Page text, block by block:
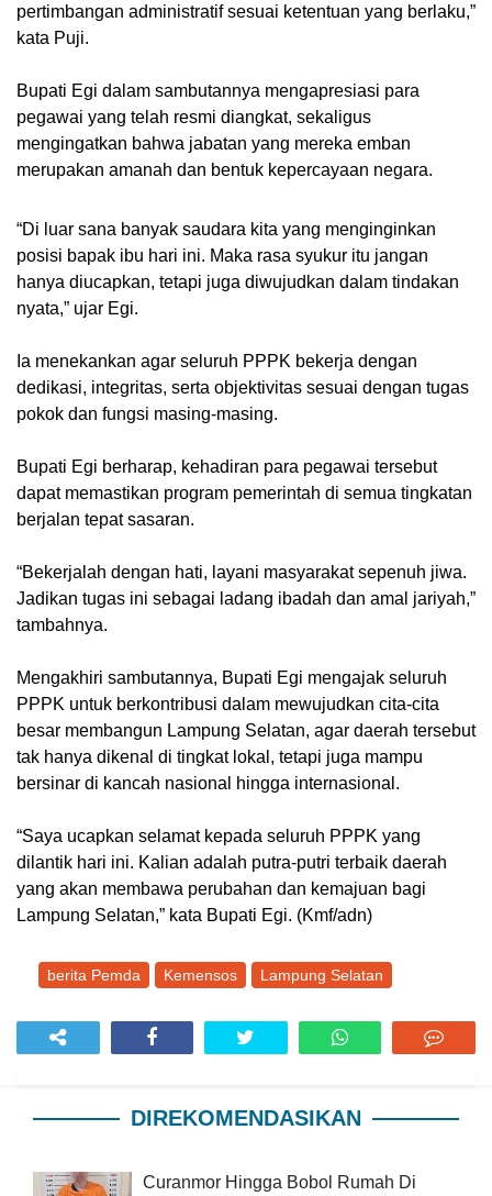
pertimbangan administratif sesuai ketentuan yang berlaku,”
kata Puji.
Bupati Egi dalam sambutannya mengapresiasi para
pegawai yang telah resmi diangkat, sekaligus
mengingatkan bahwa jabatan yang mereka emban
merupakan amanah dan bentuk kepercayaan negara.
“Di luar sana banyak saudara kita yang menginginkan
posisi bapak ibu hari ini. Maka rasa syukur itu jangan
hanya diucapkan, tetapi juga diwujudkan dalam tindakan
nyata,” ujar Egi.
Ia menekankan agar seluruh PPPK bekerja dengan
dedikasi, integritas, serta objektivitas sesuai dengan tugas
pokok dan fungsi masing-masing.
Bupati Egi berharap, kehadiran para pegawai tersebut
dapat memastikan program pemerintah di semua tingkatan
berjalan tepat sasaran.
“Bekerjalah dengan hati, layani masyarakat sepenuh jiwa.
Jadikan tugas ini sebagai ladang ibadah dan amal jariyah,”
tambahnya.
Mengakhiri sambutannya, Bupati Egi mengajak seluruh
PPPK untuk berkontribusi dalam mewujudkan cita-cita
besar membangun Lampung Selatan, agar daerah tersebut
tak hanya dikenal di tingkat lokal, tetapi juga mampu
bersinar di kancah nasional hingga internasional.
“Saya ucapkan selamat kepada seluruh PPPK yang
dilantik hari ini. Kalian adalah putra-putri terbaik daerah
yang akan membawa perubahan dan kemajuan bagi
Lampung Selatan,” kata Bupati Egi. (Kmf/adn)
berita Pemda Kemensos Lampung Selatan
DIREKOMENDASIKAN
Curanmor Hingga Bobol Rumah Di